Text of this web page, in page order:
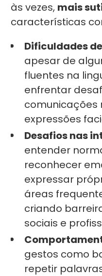
às vezes, mais
características
Dificuldades
apesar de
fluentes na
enfrentar
comunicações
expressões
Desafios nas
entender
reconhecer
expressar
áreas
criando
sociais e
gestos como
repetir